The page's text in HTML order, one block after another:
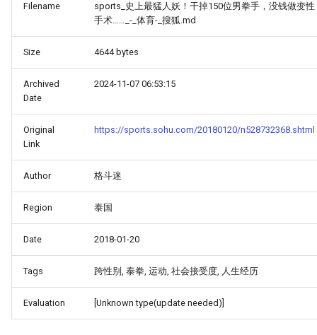
Filename
sports_史上最猛人妖！干掉150位男拳手，没钱做变性
手术……_-_体育-_搜狐.md
Size 4644 bytes
Archived
Date
2024-11-07 06:53:15
Original
Link
https://sports.sohu.com/20180120/n528732368.shtml
Author 格斗迷
Region 泰国
Date 2018-01-20
Tags 跨性别, 泰拳, 运动, 社会接受度, 人生经历
Evaluation [Unknown type(update needed)]